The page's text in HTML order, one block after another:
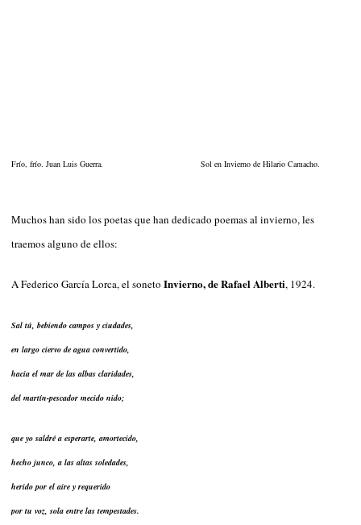
Frío, frío. Juan Luis Guerra. Sol en Invierno de Hilario Camacho.
Muchos han sido los poetas que han dedicado poemas al invierno, les
traemos alguno de ellos:
A Federico García Lorca, el soneto Invierno, de Rafael Alberti, 1924.
Sal tú, bebiendo campos y ciudades,
en largo ciervo de agua convertido,
hacia el mar de las albas claridades,
del martín-pescador mecido nido;
que yo saldré a esperarte, amortecido,
hecho junco, a las altas soledades,
herido por el aire y requerido
por tu voz, sola entre las tempestades.